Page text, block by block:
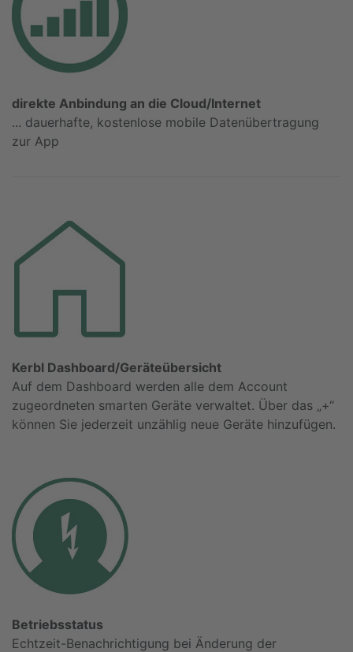
direkte Anbindung an die Cloud/Internet
... dauerhafte, kostenlose mobile Datenübertragung
zur App
Kerbl Dashboard/Geräteübersicht
Auf dem Dashboard werden alle dem Account
zugeordneten smarten Geräte verwaltet. Über das „+“
können Sie jederzeit unzählig neue Geräte hinzufügen.
Betriebsstatus
Echtzeit-Benachrichtigung bei Änderung der